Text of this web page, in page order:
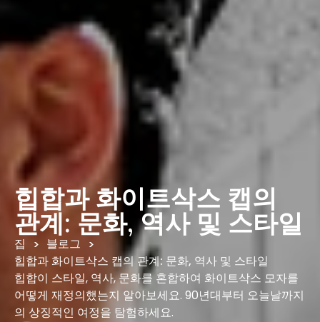
힙합과 화이트삭스 캡의
관계: 문화, 역사 및 스타일
집 > 블로그 >
힙합과 화이트삭스 캡의 관계: 문화, 역사 및 스타일
힙합이 스타일, 역사, 문화를 혼합하여 화이트삭스 모자를
어떻게 재정의했는지 알아보세요. 90년대부터 오늘날까지
의 상징적인 여정을 탐험하세요.